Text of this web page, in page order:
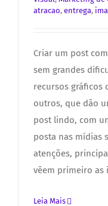
atracao, entrega,
Criar um post
sem grandes
recursos gráficos
outros, que dão
post lindo, com
posta nas mídias
atenções,
vêem primeiro as
Leia Mais